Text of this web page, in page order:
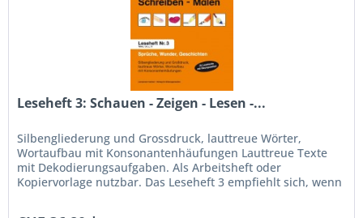
Leseheft 3: Schauen - Zeigen - Lesen -...
Silbengliederung und Grossdruck, lauttreue Wörter,
Wortaufbau mit Konsonantenhäufungen Lauttreue Texte
mit Dekodierungsaufgaben. Als Arbeitsheft oder
Kopiervorlage nutzbar. Das Leseheft 3 empfiehlt sich, wenn